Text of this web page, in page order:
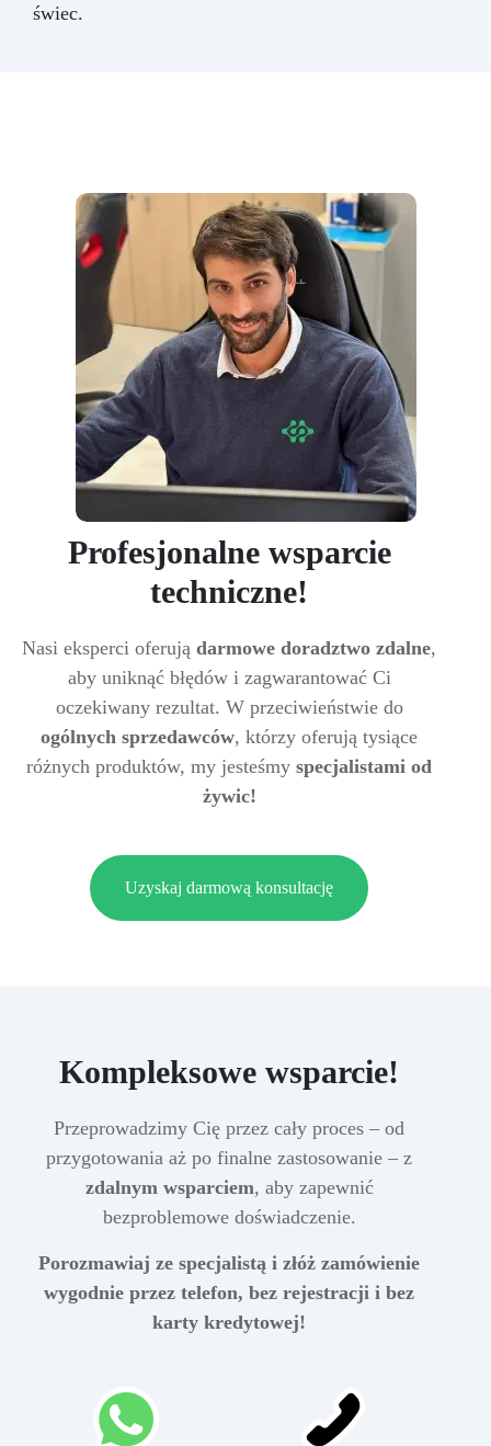
świec.
Profesjonalne wsparcie
techniczne!
Nasi eksperci oferują darmowe doradztwo zdalne,
aby uniknąć błędów i zagwarantować Ci
oczekiwany rezultat. W przeciwieństwie do
ogólnych sprzedawców, którzy oferują tysiące
różnych produktów, my jesteśmy specjalistami od
żywic!
Uzyskaj darmową konsultację
Kompleksowe wsparcie!
Przeprowadzimy Cię przez cały proces – od
przygotowania aż po finalne zastosowanie – z
zdalnym wsparciem, aby zapewnić
bezproblemowe doświadczenie.
Porozmawiaj ze specjalistą i złóż zamówienie
wygodnie przez telefon, bez rejestracji i bez
karty kredytowej!